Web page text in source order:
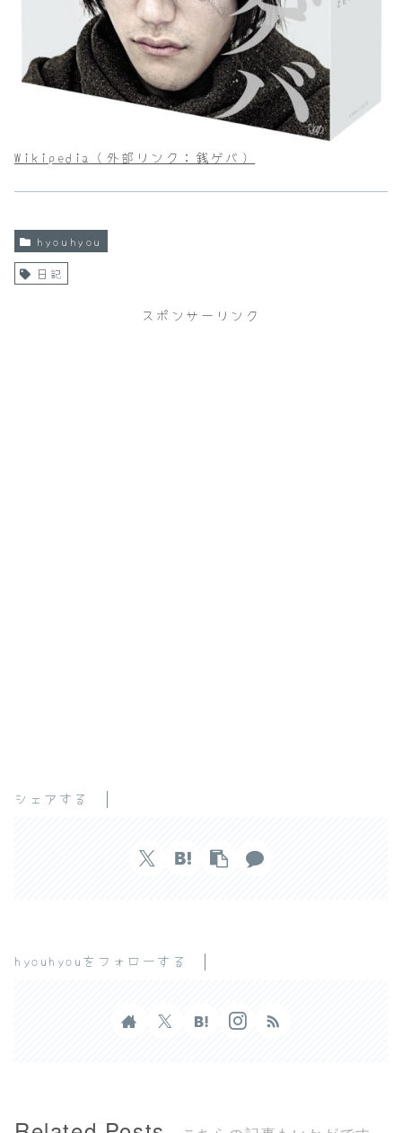
Wikipedia（外部リンク：銭ゲバ）
hyouhyou
日記
スポンサーリンク
シェアする
hyouhyouをフォローする